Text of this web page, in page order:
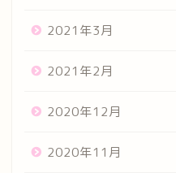
2021年3月
2021年2月
2020年12月
2020年11月